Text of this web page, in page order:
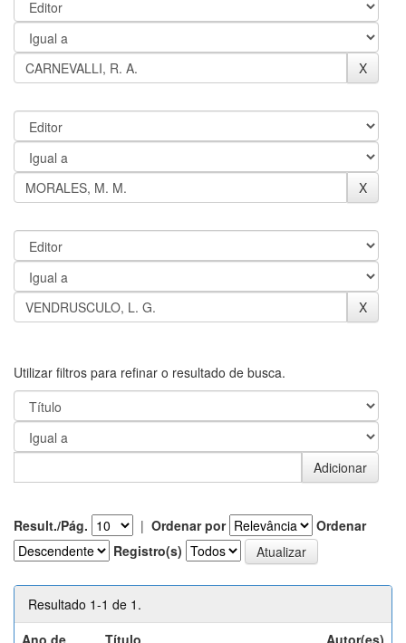
Utilizar filtros para refinar o resultado de busca.
Result./Pág. | Ordenar por
Ordenar
Registro(s)
Resultado 1-1 de 1.
Ano de
Título Autor(es)